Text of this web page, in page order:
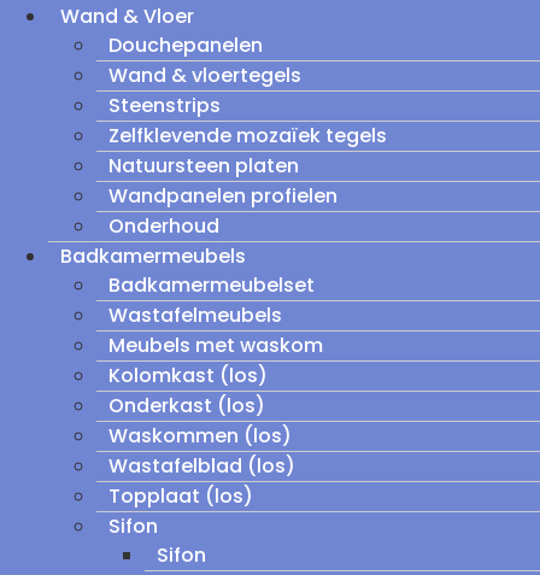
Wand & Vloer
Douchepanelen
Wand & vloertegels
Steenstrips
Zelfklevende mozaïek tegels
Natuursteen platen
Wandpanelen profielen
Onderhoud
Badkamermeubels
Badkamermeubelset
Wastafelmeubels
Meubels met waskom
Kolomkast (los)
Onderkast (los)
Waskommen (los)
Wastafelblad (los)
Topplaat (los)
Sifon
Sifon